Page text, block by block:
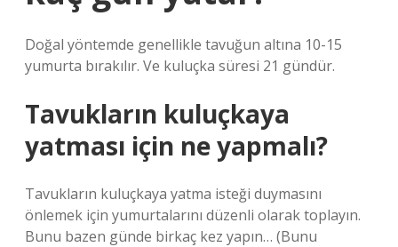
Doğal yöntemde genellikle tavuğun altına 10-15
yumurta bırakılır. Ve kuluçka süresi 21 gündür.
Tavukların kuluçkaya
yatması için ne yapmalı?
Tavukların kuluçkaya yatma isteği duymasını
önlemek için yumurtalarını düzenli olarak toplayın.
Bunu bazen günde birkaç kez yapın… (Bunu